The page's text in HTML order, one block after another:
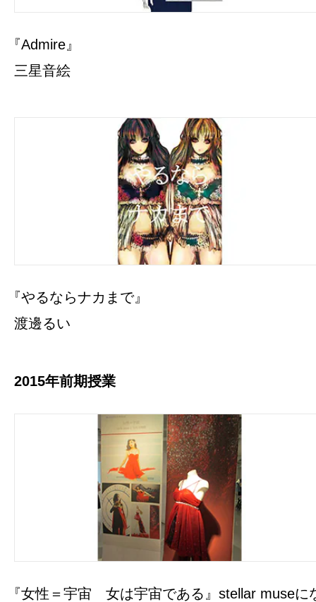
『Admire』
三星音絵
『やるならナカまで』
渡邊るい
2015年前期授業
『女性＝宇宙 女は宇宙である』stellar museに